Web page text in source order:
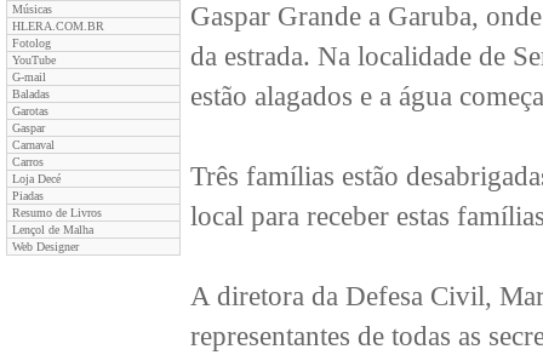
Músicas
HLERA.COM.BR
Fotolog
YouTube
G-mail
Baladas
Garotas
Gaspar
Carnaval
Carros
Loja Decé
Piadas
Resumo de Livros
Lençol de Malha
Web Designer
Gaspar Grande a Garuba,
da estrada. Na localidade de
estão alagados e a água
Três famílias estão
local para receber estas
A diretora da Defesa Civil,
representantes de todas as